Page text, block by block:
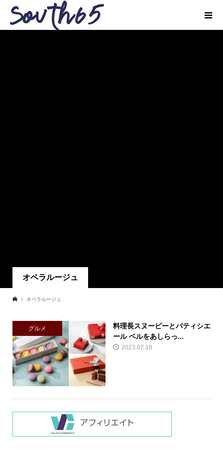
オペラルージュ
オペラルージュ
グルメ
料理長スヌーピーとパティシエ
ール ベルをあしらっ...
2023.02.18